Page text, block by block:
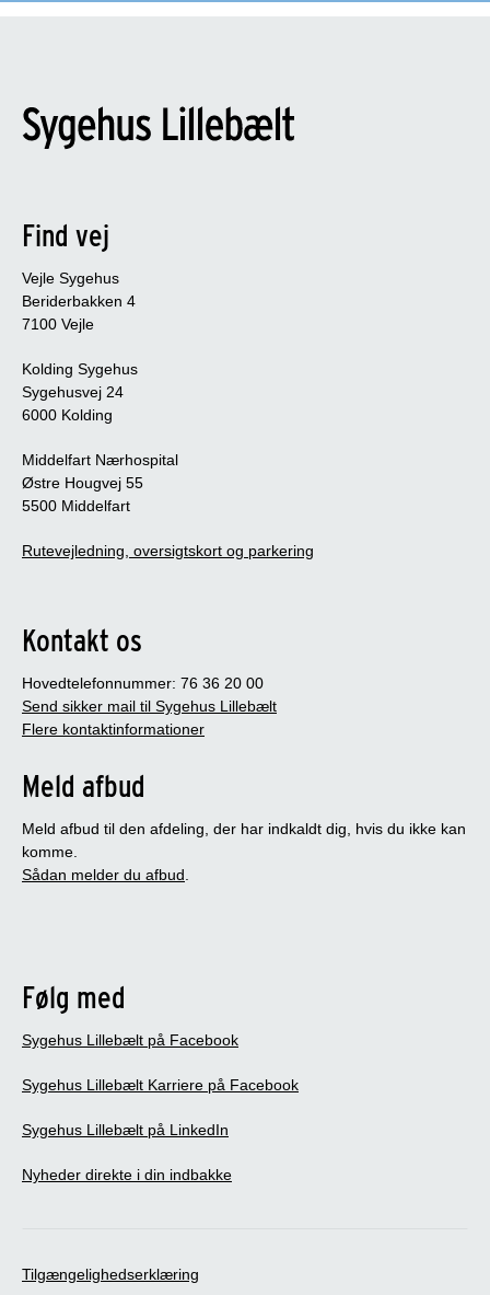
Find vej
Vejle Sygehus
Beriderbakken 4
7100 Vejle
Kolding Sygehus
Sygehusvej 24
6000 Kolding
Middelfart Nærhospital
Østre Hougvej 55
5500 Middelfart
Rutevejledning, oversigtskort og parkering
Kontakt os
Hovedtelefonnummer: 76 36 20 00
Send sikker mail til Sygehus Lillebælt
Flere kontaktinformationer
Meld afbud
Meld afbud til den afdeling, der har indkaldt dig, hvis du ikke kan
komme.
Sådan melder du afbud.
Følg med
Sygehus Lillebælt på Facebook
Sygehus Lillebælt Karriere på Facebook
Sygehus Lillebælt på LinkedIn
Nyheder direkte i din indbakke
Tilgængelighedserklæring